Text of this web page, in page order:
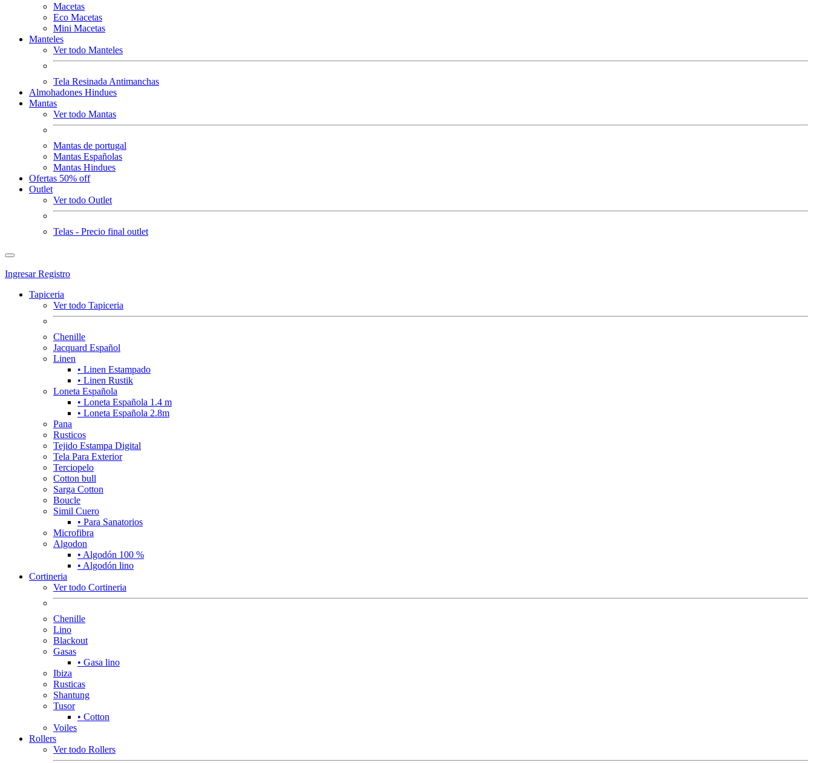
Macetas
Eco Macetas
Mini Macetas
Manteles
Ver todo Manteles
Tela Resinada Antimanchas
Almohadones Hindues
Mantas
Ver todo Mantas
Mantas de portugal
Mantas Españolas
Mantas Hindues
Ofertas 50% off
Outlet
Ver todo Outlet
Telas - Precio final outlet
IngresarRegistro
Tapiceria
Ver todo Tapiceria
Chenille
Jacquard Español
Linen
• Linen Estampado
• Linen Rustik
Loneta Española
• Loneta Española 1.4 m
• Loneta Española 2.8m
Pana
Rusticos
Tejido Estampa Digital
Tela Para Exterior
Terciopelo
Cotton bull
Sarga Cotton
Boucle
Simil Cuero
• Para Sanatorios
Microfibra
Algodon
• Algodón 100 %
• Algodón lino
Cortineria
Ver todo Cortineria
Chenille
Lino
Blackout
Gasas
• Gasa lino
Ibiza
Rusticas
Shantung
Tusor
• Cotton
Voiles
Rollers
Ver todo Rollers